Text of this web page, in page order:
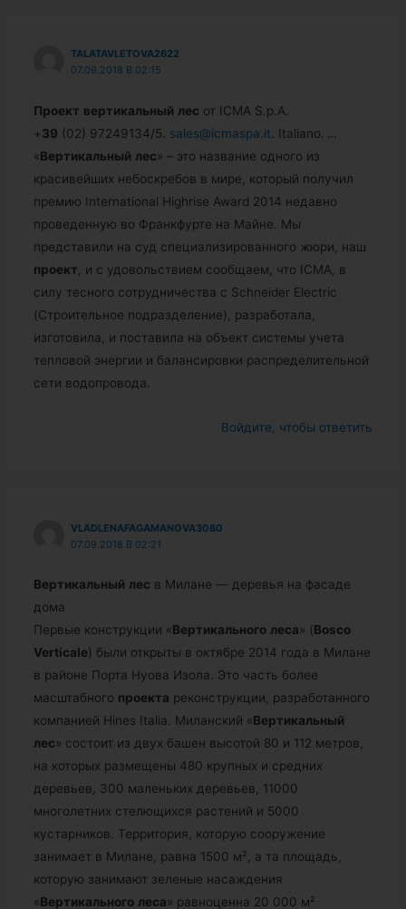
TALATAVLETOVA2622
07.09.2018 В 02:15
Проект вертикальный лес от ICMA S.p.A.
+39 (02) 97249134/5. sales@icmaspa.it . Italiano.
…
«Вертикальный лес» – это название одного из
красивейших небоскребов в мире, который получил
премию International Highrise Award 2014 недавно
проведенную во Франкфурте на Майне. Мы
представили на суд специализированного жюри, наш
проект , и с удовольствием сообщаем, что ICMA, в
силу тесного сотрудничества с Schneider Electric
(Строительное подразделение), разработала,
изготовила, и поставила на объект системы учета
тепловой энергии и балансировки распределительной
сети водопровода.
Войдите, чтобы ответить
VLADLENAFAGAMANOVA3080
07.09.2018 В 02:21
Вертикальный лес в Милане — деревья на фасаде
дома
Первые конструкции «Вертикального леса» (Bosco
Verticale) были открыты в октябре 2014 года в Милане
в районе Порта Нуова Изола. Это часть более
масштабного проекта реконструкции, разработанного
компанией Hines Italia. Миланский «Вертикальный
лес» состоит из двух башен высотой 80 и 112 метров,
на которых размещены 480 крупных и средних
деревьев, 300 маленьких деревьев, 11000
многолетних стелющихся растений и 5000
кустарников. Территория, которую сооружение
занимает в Милане, равна 1500 м², а та площадь,
которую занимают зеленые насаждения
«Вертикального леса» равноценна 20 000 м²